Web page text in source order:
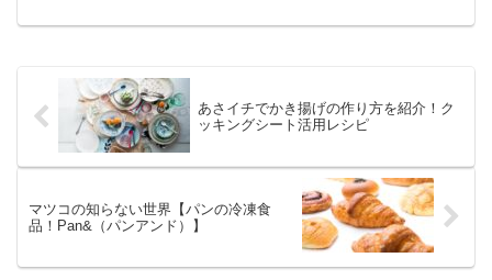
あさイチでかき揚げの作り方を紹介！ク
ッキングシート活用レシピ
マツコの知らない世界【パンの冷凍食
品！Pan&（パンアンド）】